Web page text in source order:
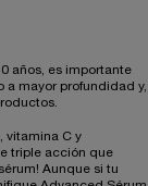
años, es importante
a mayor profundidad y,
vitamina C y
triple acción que
Aunque si tu